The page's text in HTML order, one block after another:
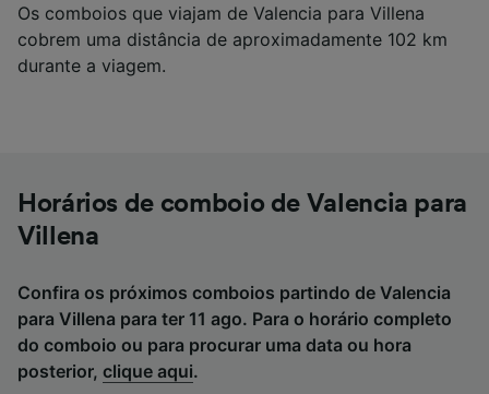
Os comboios que viajam de Valencia para Villena
cobrem uma distância de aproximadamente 102 km
durante a viagem.
Horários de comboio de Valencia para
Villena
Confira os próximos comboios partindo de Valencia
para Villena para ter 11 ago. Para o horário completo
do comboio ou para procurar uma data ou hora
posterior, clique aqui.